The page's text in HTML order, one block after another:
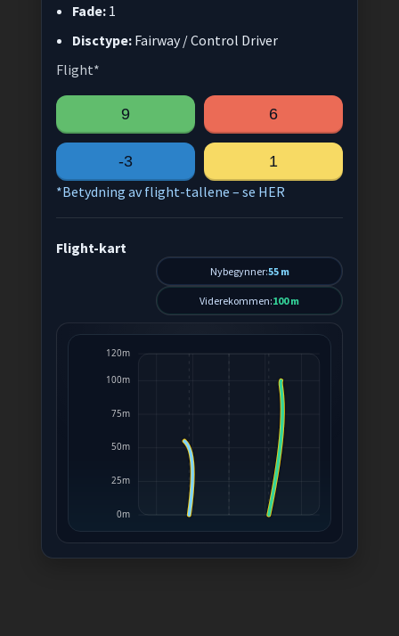
Fade: 1
Disctype: Fairway / Control Driver
Flight*
9 6
-3
1
*Betydning av flight-tallene – se HER
Flight-kart
Nybegynner:55 m
Viderekommen:100 m
0m
25m
50m
75m
100m
120m